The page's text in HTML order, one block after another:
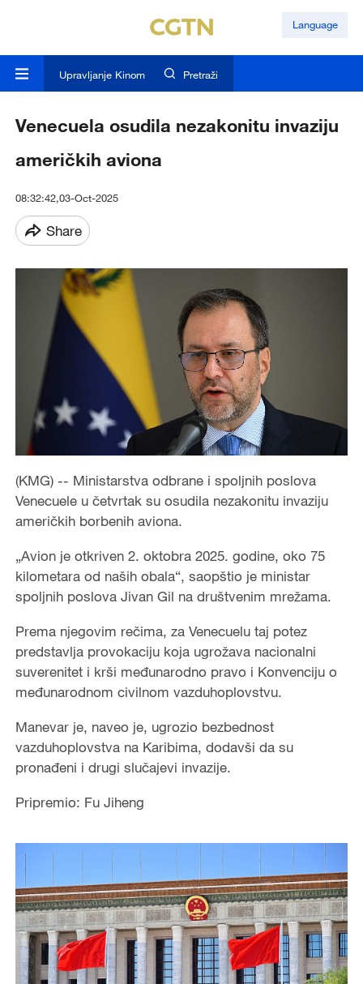
Language
Upravljanje Kinom Pretraži
Venecuela osudila nezakonitu invaziju
američkih aviona
08:32:42,03-Oct-2025
Share
(KMG) -- Ministarstva odbrane i spoljnih poslova
Venecuele u četvrtak su osudila nezakonitu invaziju
američkih borbenih aviona.
„Avion je otkriven 2. oktobra 2025. godine, oko 75
kilometara od naših obala“, saopštio je ministar
spoljnih poslova Jivan Gil na društvenim mrežama.
Prema njegovim rečima, za Venecuelu taj potez
predstavlja provokaciju koja ugrožava nacionalni
suverenitet i krši međunarodno pravo i Konvenciju o
međunarodnom civilnom vazduhoplovstvu.
Manevar je, naveo je, ugrozio bezbednost
vazduhoplovstva na Karibima, dodavši da su
pronađeni i drugi slučajevi invazije.
Pripremio: Fu Jiheng